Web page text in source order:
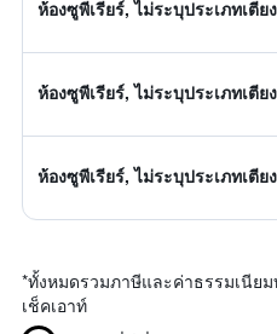
ห้องซูพีเรียร์, ไม่ระบุประเภทเตียง
ห้องซูพีเรียร์, ไม่ระบุประเภทเตียง
ห้องซูพีเรียร์, ไม่ระบุประเภทเตียง
*ทั้งหมดรวมภาษีและค่าธรรมเนีย
เช็คเอาท์